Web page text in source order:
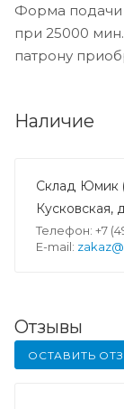
Форма подачи
при 25000
патрону
Наличие
Склад Юмик
Кусковская,
Телефон: +7
E-mail:
Отзывы
ОСТАВИТЬ